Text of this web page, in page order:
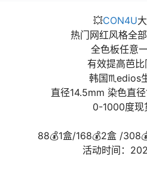
💥CON4U
热门网红风格全
全色板任意
有效提高芭
韩国♏edios
直径14.5mm 染色直
0-1000度
88💰1盒/168💰2盒 /
活动时间：